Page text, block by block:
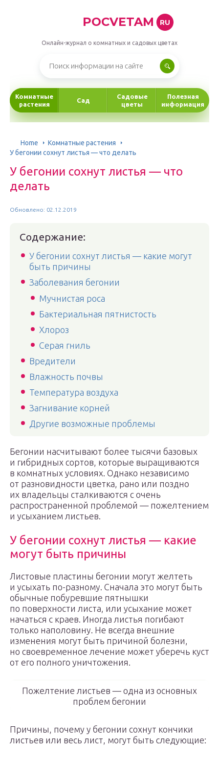
POCVETAM RU
Онлайн-журнал о комнатных и садовых цветах
Комнатные
растения
Сад
Садовые
цветы
Полезная
информация
Home
Комнатные растения
У бегонии сохнут листья — что делать
У бегонии сохнут листья — что
делать
Обновлено: 02.12.2019
Содержание:
У бегонии сохнут листья — какие могут
быть причины
Заболевания бегонии
Мучнистая роса
Бактериальная пятнистость
Хлороз
Серая гниль
Вредители
Влажность почвы
Температура воздуха
Загнивание корней
Другие возможные проблемы
Бегонии насчитывают более тысячи базовых
и гибридных сортов, которые выращиваются
в комнатных условиях. Однако независимо
от разновидности цветка, рано или поздно
их владельцы сталкиваются с очень
распространенной проблемой — пожелтением
и усыханием листьев.
У бегонии сохнут листья — какие
могут быть причины
Листовые пластины бегонии могут желтеть
и усыхать по-разному. Сначала это могут быть
обычные побуревшие пятнышки
по поверхности листа, или усыхание может
начаться с краев. Иногда листья погибают
только наполовину. Не всегда внешние
изменения могут быть причиной болезни,
но своевременное лечение может уберечь куст
от его полного уничтожения.
Пожелтение листьев — одна из основных
проблем бегонии
Причины, почему у бегонии сохнут кончики
листьев или весь лист, могут быть следующие: